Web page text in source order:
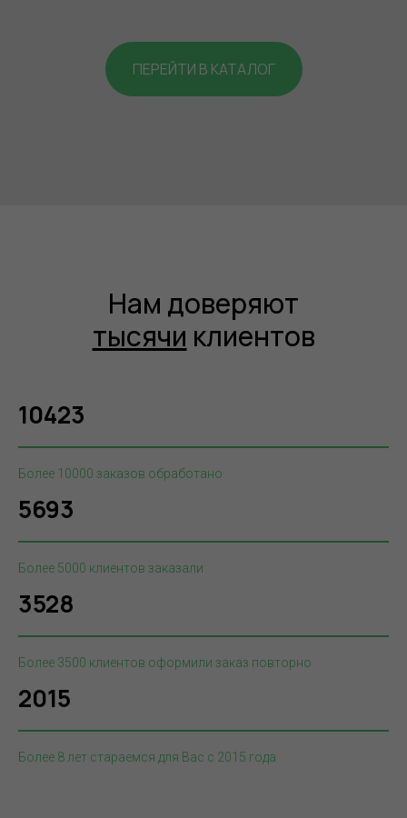
ПЕРЕЙТИ В КАТАЛОГ
Нам доверяют
тысячи клиентов
10423
Более 10000 заказов обработано
5693
Более 5000 клиентов заказали
3528
Более 3500 клиентов оформили заказ повторно
2015
Более 8 лет стараемся для Вас с 2015 года